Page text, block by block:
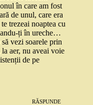
în care am fost
de unul, care era
trezeai noaptea cu
ți în ureche…
vezi soarele prin
aer, nu aveai voie
de pe
RĂSPUNDE